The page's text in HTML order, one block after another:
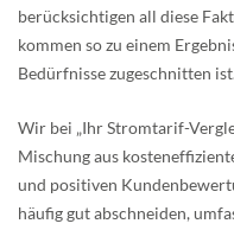
berücksichtigen all diese
kommen so zu einem
Bedürfnisse zugeschnitten
Wir bei „Ihr Stromtarif-
Mischung aus
und positiven
häufig gut abschneiden,